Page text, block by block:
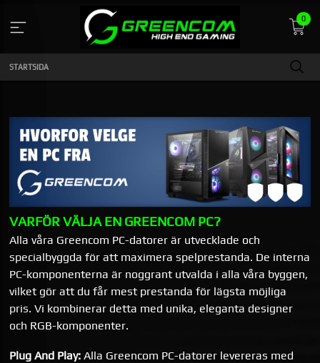
innehåll
0
STARTSIDA
​VARFÖR VÄLJA EN GREENCOM PC?
Alla våra Greencom PC-datorer är utvecklade och
specialbyggda för att maximera spelprestanda. De interna
PC-komponenterna är noggrant utvalda i alla våra byggen,
vilket gör att du får mest prestanda för lägsta möjliga
pris. Vi kombinerar detta med unika, eleganta designer
och RGB-komponenter.
Plug And Play:Alla Greencom PC-datorer levereras med